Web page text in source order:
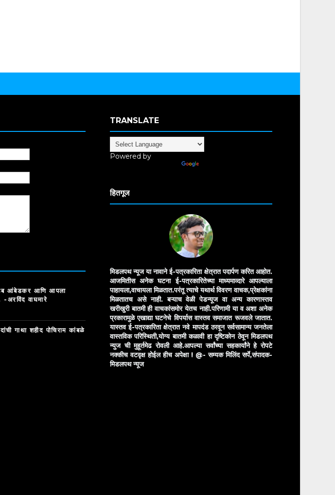
आंबेडकर आणि आपला
-अरविंद वाघमारे
गाथा शहीद पोचिराम कांबळे
TRANSLATE
Powered by
हितगूज
मिडलपथ न्यूज या नावाने ई-पत्रकारिता क्षेत्रात पदार्पण करित आहोत.
आजमितीस अनेक घटना ई-पत्रकारितेच्या माध्यमाव्दारे आपल्याला
पाहायला,वाचायला मिळतात.परंतू त्याचे यथार्थ विवरण वाचक,प्रेक्षकांना
मिळतातच असे नाही. बऱ्याच वेळी पेडन्यूज वा अन्य कारणास्तव
खरीखुरी बातमी ही वाचकांसमोर येतच नाही.परिणामी या व अशा अनेक
प्रकारामुळे एखाद्या घटनेचे विपर्यास वास्तव समाजात रूजवले जातात.
यास्तव ई-पत्रकारिता क्षेत्रात नवे मापदंड ठरवून सर्वसामान्य जनतेला
वास्तविक परिस्थिती,योग्य बातमी कळावी हा दृष्टिकोन ठेवून मिडलपथ
न्युज ची मुहूर्तमेढ रोवली आहे.आपल्या सर्वांच्या सहकार्यांने हे रोपटे
नक्कीच वटवृक्ष होईल हीच अपेक्षा ! @- सम्यक मिलिंद सर्पे,संपादक-
मिडलपथ न्यूज